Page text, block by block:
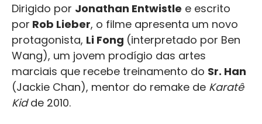
Dirigido por Jonathan Entwistle e escrito
por Rob Lieber, o filme apresenta um novo
protagonista, Li Fong (interpretado por Ben
Wang), um jovem prodígio das artes
marciais que recebe treinamento do Sr. Han
(Jackie Chan), mentor do remake de Karatê
Kidde 2010.